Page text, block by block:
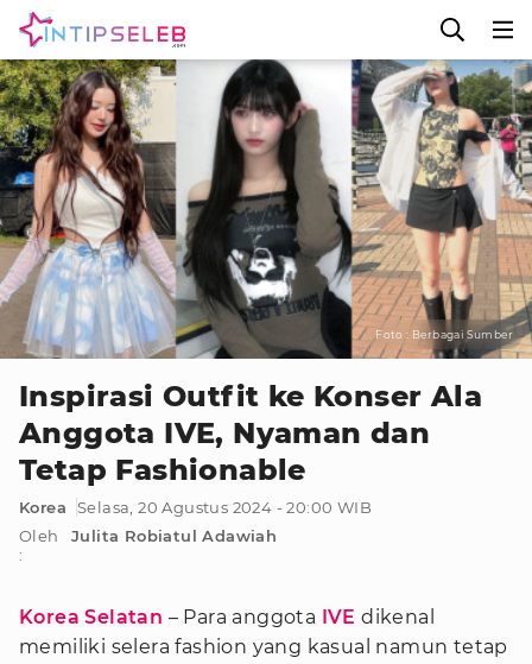
Foto : Berbagai Sumber
Inspirasi Outfit ke Konser Ala
Anggota IVE, Nyaman dan
Tetap Fashionable
Korea
Selasa, 20 Agustus 2024 - 20:00 WIB
Oleh
:
Julita Robiatul Adawiah
Korea Selatan – Para anggota IVE dikenal
memiliki selera fashion yang kasual namun tetap